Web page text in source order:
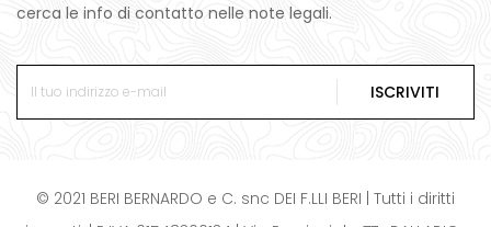
cerca le info di contatto nelle note legali.
ISCRIVITI
© 2021 BERI BERNARDO e C. snc DEI F.LLI BERI | Tutti i diritti